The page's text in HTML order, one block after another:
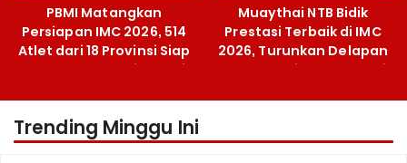
PBMI Matangkan
Persiapan IMC 2026, 514
Atlet dari 18 Provinsi Siap
Berlaga Besok di Bekasi
Muaythai NTB Bidik
Prestasi Terbaik di IMC
2026, Turunkan Delapan
Atlet ke Kejurnas Bekasi
Trending Minggu Ini